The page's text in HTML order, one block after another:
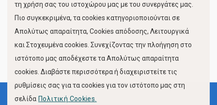
FOLLOW US
Όροι Χρήσης
τη χρήση σας του ιστοχώρου μας με του συνεργάτες μας.
Πιο συγκεκριμένα, τα cookies κατηγοριοποιούνται σε
Απολύτως απαραίτητα, Cookies απόδοσης, Λειτουργικά
και Στοχευμένα cookies. Συνεχίζοντας την πλοήγηση στο
ιστότοπο μας αποδέχεστε τα Απολύτως απαραίτητα
cookies. Διαβάστε περισσότερα ή διαχειριστείτε τις
ρυθμίσεις σας για τα cookies για τον ιστότοπο μας στη
σελίδα Πολιτική Cookies.